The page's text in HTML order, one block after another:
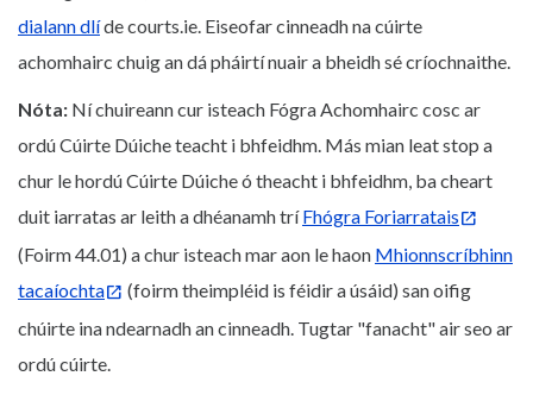
dialann dlíde courts.ie. Eiseofar cinneadh na cúirte
achomhairc chuig an dá pháirtí nuair a bheidh sé críochnaithe.
Nóta: Ní chuireann cur isteach Fógra Achomhairc cosc ar
ordú Cúirte Dúiche teacht i bhfeidhm. Más mian leat stop a
chur le hordú Cúirte Dúiche ó theacht i bhfeidhm, ba cheart
duit iarratas ar leith a dhéanamh tríFhógra Foriarratais
(Foirm 44.01) a chur isteach mar aon le haon Mhionnscríbhinn
tacaíochta
(foirm theimpléid is féidir a úsáid) san oifig
chúirte ina ndearnadh an cinneadh. Tugtar "fanacht" air seo ar
ordú cúirte.